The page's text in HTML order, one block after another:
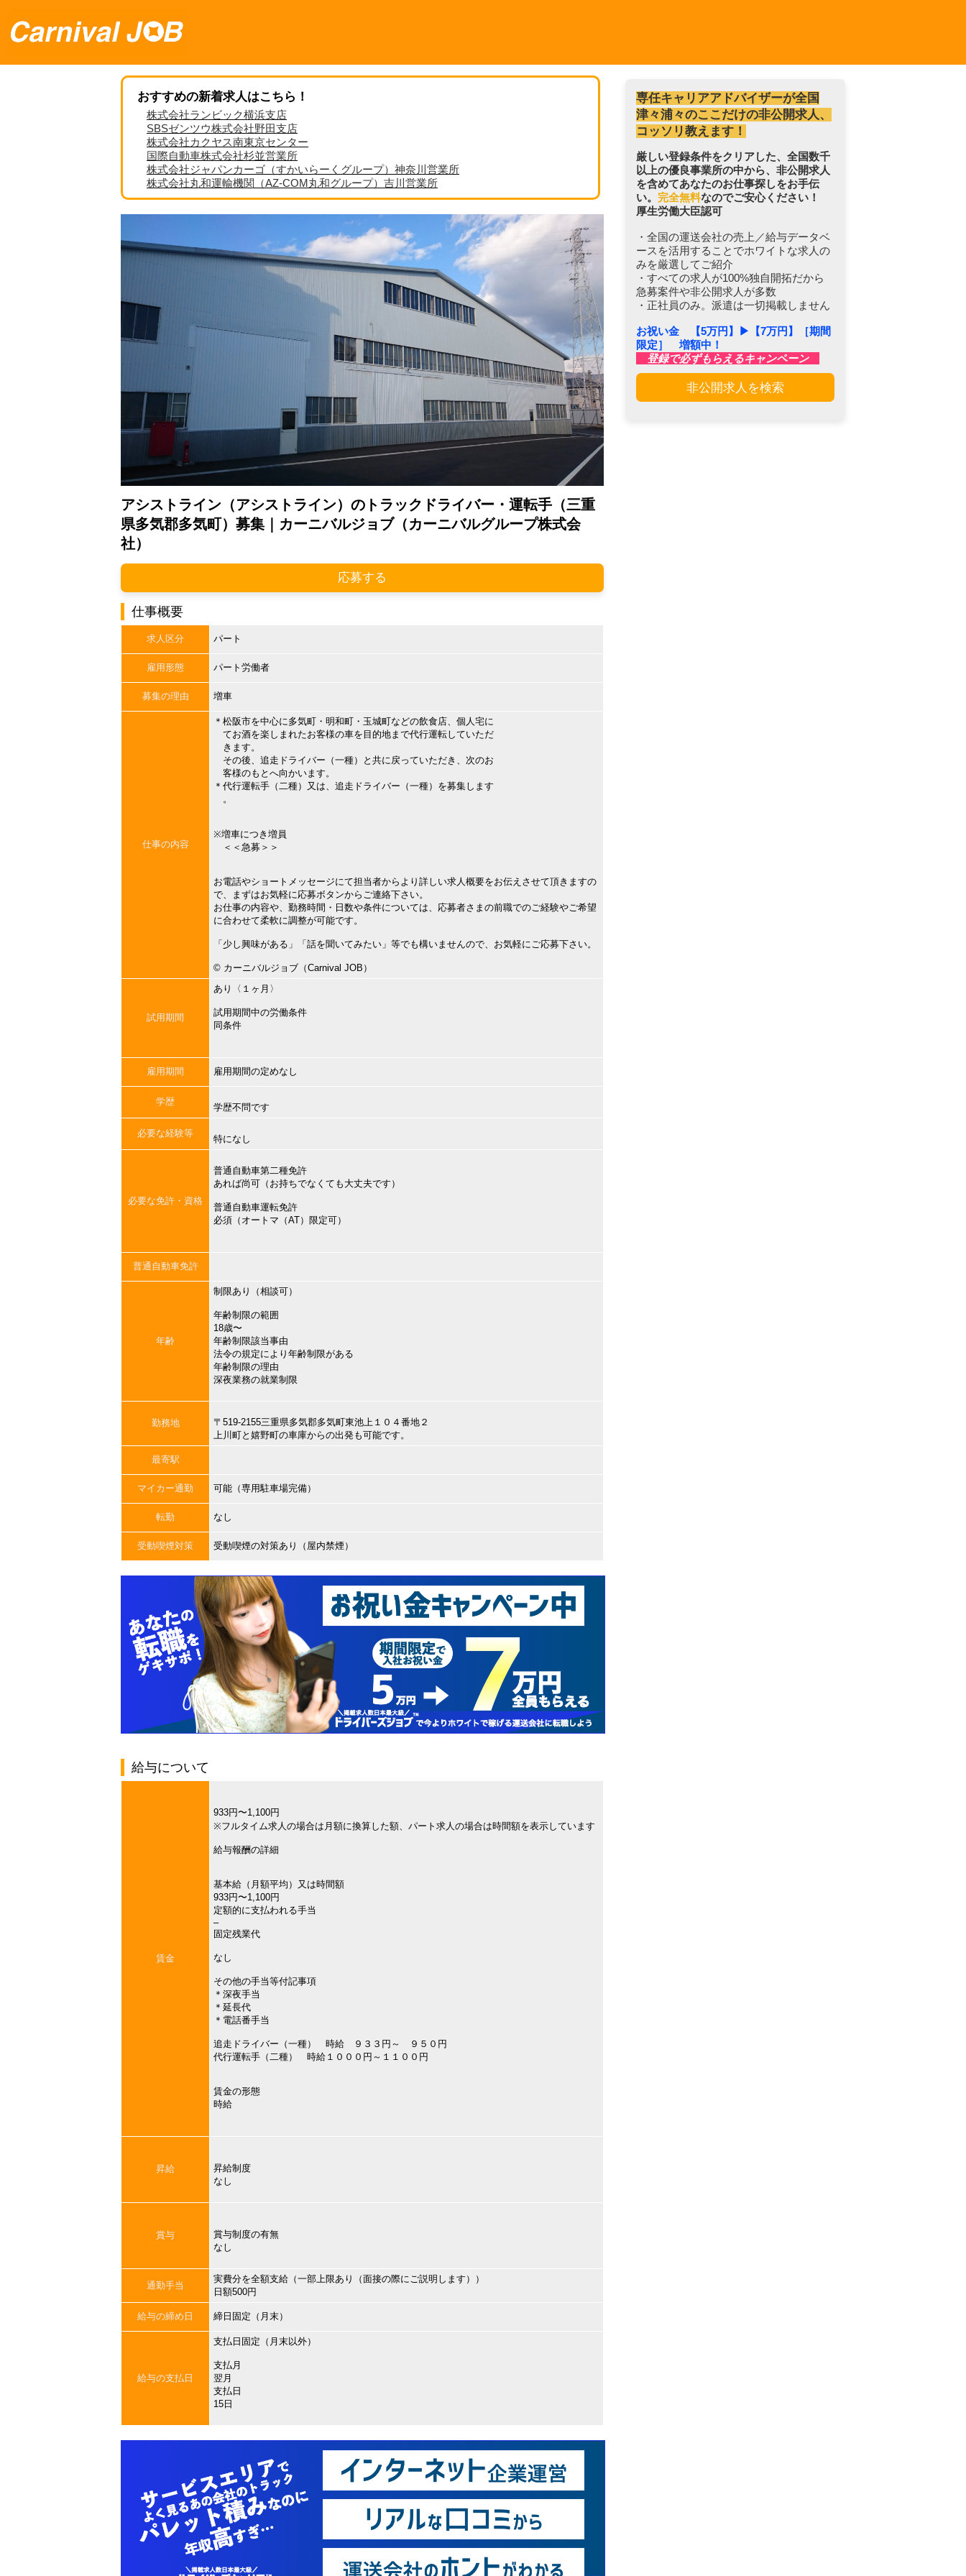
おすすめの新着求人はこちら！
株式会社ランビック横浜支店
SBSゼンツウ株式会社野田支店
株式会社カクヤス南東京センター
国際自動車株式会社杉並営業所
株式会社ジャパンカーゴ（すかいらーくグループ）神奈川営業所
株式会社丸和運輸機関（AZ-COM丸和グループ）吉川営業所
アシストライン（アシストライン）のトラックドライバー・運転手（三重
県多気郡多気町）募集｜カーニバルジョブ（カーニバルグループ株式会
社）
応募する
仕事概要
求人区分 パート
雇用形態 パート労働者
募集の理由 増車
仕事の内容
＊松阪市を中心に多気町・明和町・玉城町などの飲食店、個人宅に
てお酒を楽しまれたお客様の車を目的地まで代行運転していただ
きます。
その後、追走ドライバー（一種）と共に戻っていただき、次のお
客様のもとへ向かいます。
＊代行運転手（二種）又は、追走ドライバー（一種）を募集します
。
※増車につき増員
＜＜急募＞＞
お電話やショートメッセージにて担当者からより詳しい求人概要をお伝えさせて頂きますの
で、まずはお気軽に応募ボタンからご連絡下さい。
お仕事の内容や、勤務時間・日数や条件については、応募者さまの前職でのご経験やご希望
に合わせて柔軟に調整が可能です。
「少し興味がある」「話を聞いてみたい」等でも構いませんので、お気軽にご応募下さい。
©︎ カーニバルジョブ（Carnival JOB）
試用期間
あり〈１ヶ月〉
試用期間中の労働条件
同条件
雇用期間 雇用期間の定めなし
学歴
学歴不問です
必要な経験等
特になし
必要な免許・資格
普通自動車第二種免許
あれば尚可（お持ちでなくても大丈夫です）
普通自動車運転免許
必須（オートマ（AT）限定可）
普通自動車免許
年齢
制限あり（相談可）
年齢制限の範囲
18歳〜
年齢制限該当事由
法令の規定により年齢制限がある
年齢制限の理由
深夜業務の就業制限
勤務地
〒519-2155三重県多気郡多気町東池上１０４番地２
上川町と嬉野町の車庫からの出発も可能です。
最寄駅
マイカー通勤 可能（専用駐車場完備）
転勤 なし
受動喫煙対策 受動喫煙の対策あり（屋内禁煙）
給与について
賃金
933円〜1,100円
※フルタイム求人の場合は月額に換算した額、パート求人の場合は時間額を表示しています
給与報酬の詳細
基本給（月額平均）又は時間額
933円〜1,100円
定額的に支払われる手当
–
固定残業代
なし
その他の手当等付記事項
＊深夜手当
＊延長代
＊電話番手当
追走ドライバー（一種） 時給 ９３３円～ ９５０円
代行運転手（二種） 時給１０００円～１１００円
賃金の形態
時給
昇給
昇給制度
なし
賞与
賞与制度の有無
なし
通勤手当
実費分を全額支給（一部上限あり（面接の際にご説明します））
日額500円
給与の締め日 締日固定（月末）
給与の支払日
支払日固定（月末以外）
支払月
翌月
支払日
15日
専任キャリアアドバイザーが全国
津々浦々のここだけの非公開求人、
コッソリ教えます！
厳しい登録条件をクリアした、全国数千
以上の優良事業所の中から、非公開求人
を含めてあなたのお仕事探しをお手伝
い。 完全無料なのでご安心ください！
厚生労働大臣認可
・全国の運送会社の売上／給与データベ
ースを活用することでホワイトな求人の
みを厳選してご紹介
・すべての求人が100%独自開拓だから
急募案件や非公開求人が多数
・正社員のみ。派遣は一切掲載しません
お祝い金 【5万円】▶︎【7万円】［期間
限定］ 増額中！
登録で必ずもらえるキャンペーン
非公開求人を検索